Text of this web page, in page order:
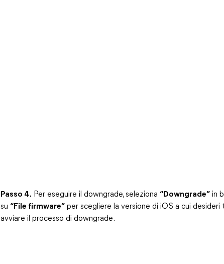
Passo 4. Per eseguire il downgrade, seleziona “Downgrade” in
su “File firmware” per scegliere la versione di iOS a cui desideri
avviare il processo di downgrade.